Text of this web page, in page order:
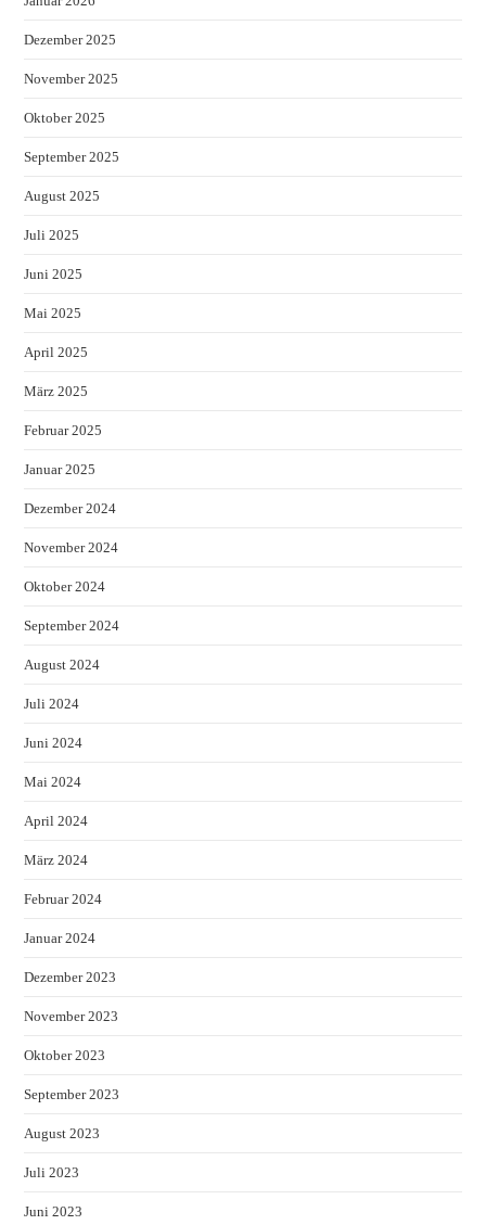
Dezember 2025
November 2025
Oktober 2025
September 2025
August 2025
Juli 2025
Juni 2025
Mai 2025
April 2025
März 2025
Februar 2025
Januar 2025
Dezember 2024
November 2024
Oktober 2024
September 2024
August 2024
Juli 2024
Juni 2024
Mai 2024
April 2024
März 2024
Februar 2024
Januar 2024
Dezember 2023
November 2023
Oktober 2023
September 2023
August 2023
Juli 2023
Juni 2023